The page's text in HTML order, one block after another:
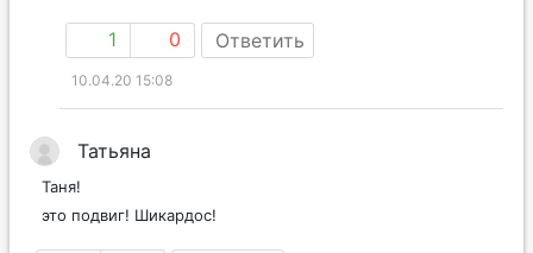
1 0 Ответить
10.04.20 15:08
Татьяна
Таня!
это подвиг! Шикардос!